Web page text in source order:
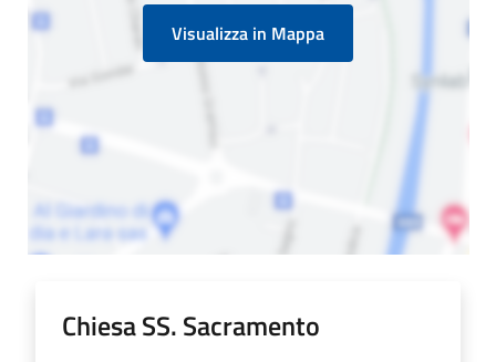
Visualizza in Mappa
Chiesa SS. Sacramento